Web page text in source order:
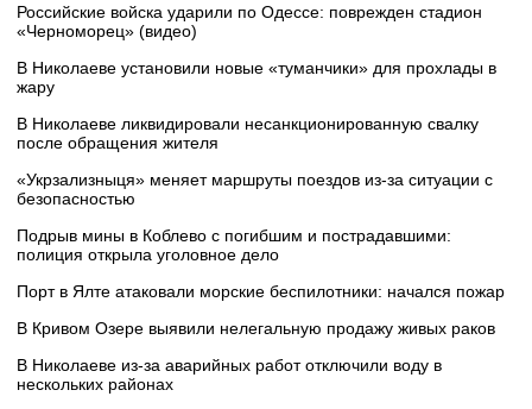
Российские войска ударили по Одессе: поврежден стадион
«Черноморец» (видео)
В Николаеве установили новые «туманчики» для прохлады в
жару
В Николаеве ликвидировали несанкционированную свалку
после обращения жителя
«Укрзализныця» меняет маршруты поездов из-за ситуации с
безопасностью
Подрыв мины в Коблево с погибшим и пострадавшими:
полиция открыла уголовное дело
Порт в Ялте атаковали морские беспилотники: начался пожар
В Кривом Озере выявили нелегальную продажу живых раков
В Николаеве из-за аварийных работ отключили воду в
нескольких районах